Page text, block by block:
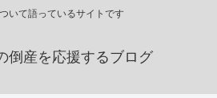
いて語っているサイトです
倒産を応援するブログ